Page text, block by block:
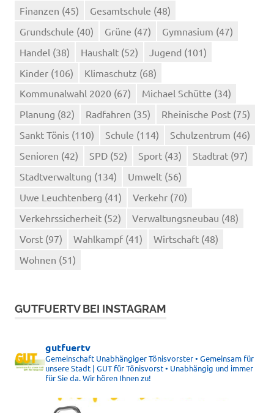
Finanzen (45) Gesamtschule (48)
Grundschule (40) Grüne (47) Gymnasium (47)
Handel (38) Haushalt (52) Jugend (101)
Kinder (106) Klimaschutz (68)
Kommunalwahl 2020 (67) Michael Schütte (34)
Planung (82) Radfahren (35) Rheinische Post (75)
Sankt Tönis (110) Schule (114) Schulzentrum (46)
Senioren (42) SPD (52) Sport (43) Stadtrat (97)
Stadtverwaltung (134) Umwelt (56)
Uwe Leuchtenberg (41) Verkehr (70)
Verkehrssicherheit (52) Verwaltungsneubau (48)
Vorst (97) Wahlkampf (41) Wirtschaft (48)
Wohnen (51)
GUTFUERTV BEI INSTAGRAM
gutfuertv
Gemeinschaft Unabhängiger Tönisvorster • Gemeinsam für
unsere Stadt | GUT für Tönisvorst • Unabhängig und immer
für Sie da. Wir hören Ihnen zu!